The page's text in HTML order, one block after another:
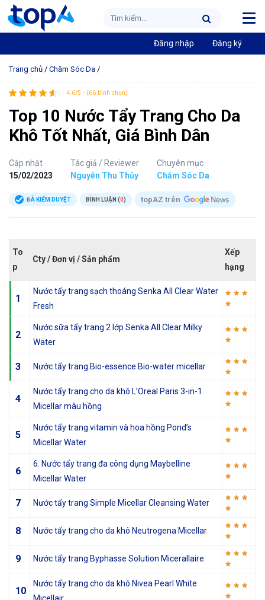
Đăng nhập Đăng ký
Trang chủ / Chăm Sóc Da /
4.6/5 - (66 bình chọn)
Top 10 Nước Tẩy Trang Cho Da
Khô Tốt Nhất, Giá Bình Dân
Cập nhật
15/02/2023
Tác giả / Reviewer
Nguyễn Thu Thủy
Chuyên mục
Chăm Sóc Da
ĐÃ KIỂM DUYỆT BÌNH LUẬN (0) topAZ trên
To
p
Cty / Đơn vị / Sản phẩm
Xếp
hạng
1
Nước tẩy trang sạch thoáng Senka All Clear Water
Fresh
2
Nước sữa tẩy trang 2 lớp Senka All Clear Milky
Water
3 Nước tẩy trang Bio-essence Bio-water micellar
4
Nước tẩy trang cho da khô L’Oreal Paris 3-in-1
Micellar màu hồng
5
Nước tẩy trang vitamin và hoa hồng Pond’s
Micellar Water
6
6. Nước tẩy trang đa công dụng Maybelline
Micellar Water
7 Nước tẩy trang Simple Micellar Cleansing Water
8 Nước tẩy trang cho da khô Neutrogena Micellar
9 Nước tẩy trang Byphasse Solution Micerallaire
10
Nước tẩy trang cho da khô Nivea Pearl White